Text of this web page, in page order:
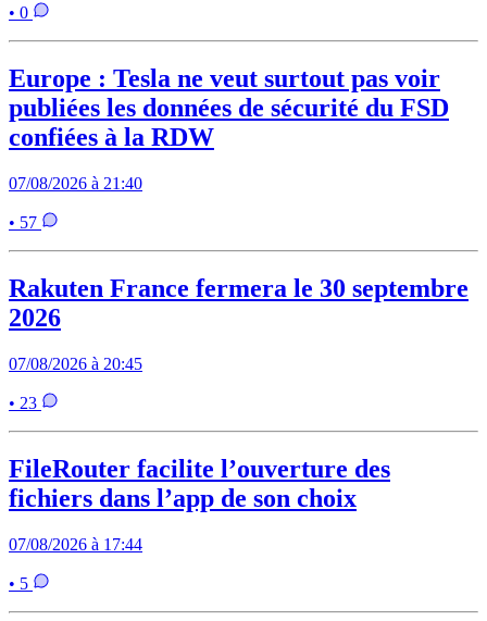
• 0
Europe : Tesla ne veut surtout pas voir
publiées les données de sécurité du FSD
confiées à la RDW
07/08/2026 à 21:40
• 57
Rakuten France fermera le 30 septembre
2026
07/08/2026 à 20:45
• 23
FileRouter facilite l’ouverture des
fichiers dans l’app de son choix
07/08/2026 à 17:44
• 5